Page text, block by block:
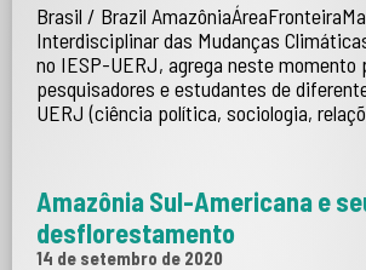
Brasil / Brazil
Interdisciplinar das Mudanças
no IESP-UERJ, agrega neste momento
pesquisadores e estudantes de
UERJ (ciência política, sociologia,
Amazônia Sul-Americana e
desflorestamento
14 de setembro de 2020